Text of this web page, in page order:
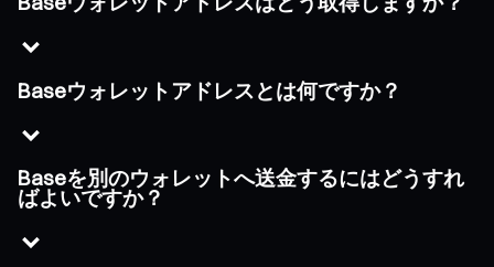
Baseウォレットアドレスとは何ですか？
Baseを別のウォレットへ送金するにはどうすれ
ばよいですか？